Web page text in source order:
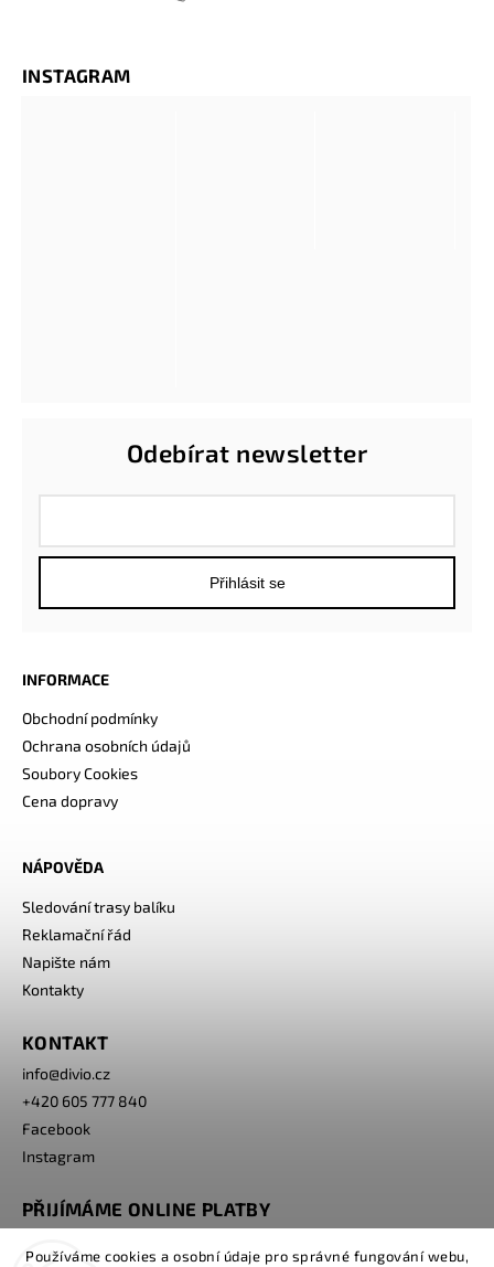
Používáme cookies a osobní údaje pro správné fungování webu,
INFORMACE
Obchodní podmínky
Ochrana osobních údajů
Soubory Cookies
Cena dopravy
NÁPOVĚDA
Sledování trasy balíku
Reklamační řád
Napište nám
Kontakty
INSTAGRAM
Odebírat newsletter
Přihlásit se
KONTAKT
info@divio.cz
+420 605 777 840
Facebook
Instagram
PŘIJÍMÁME ONLINE PLATBY